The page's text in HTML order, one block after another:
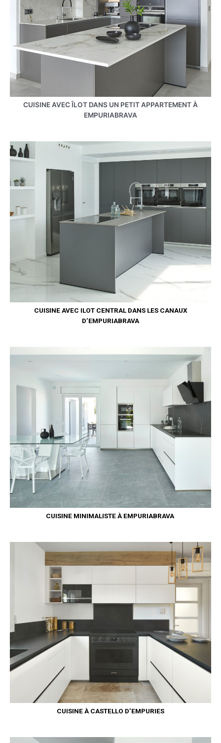
CUISINE AVEC ÎLOT DANS UN PETIT APPARTEMENT À
EMPURIABRAVA
CUISINE AVEC ILOT CENTRAL DANS LES CANAUX
D’EMPURIABRAVA
CUISINE MINIMALISTE À EMPURIABRAVA
CUISINE À CASTELLO D’EMPURIES